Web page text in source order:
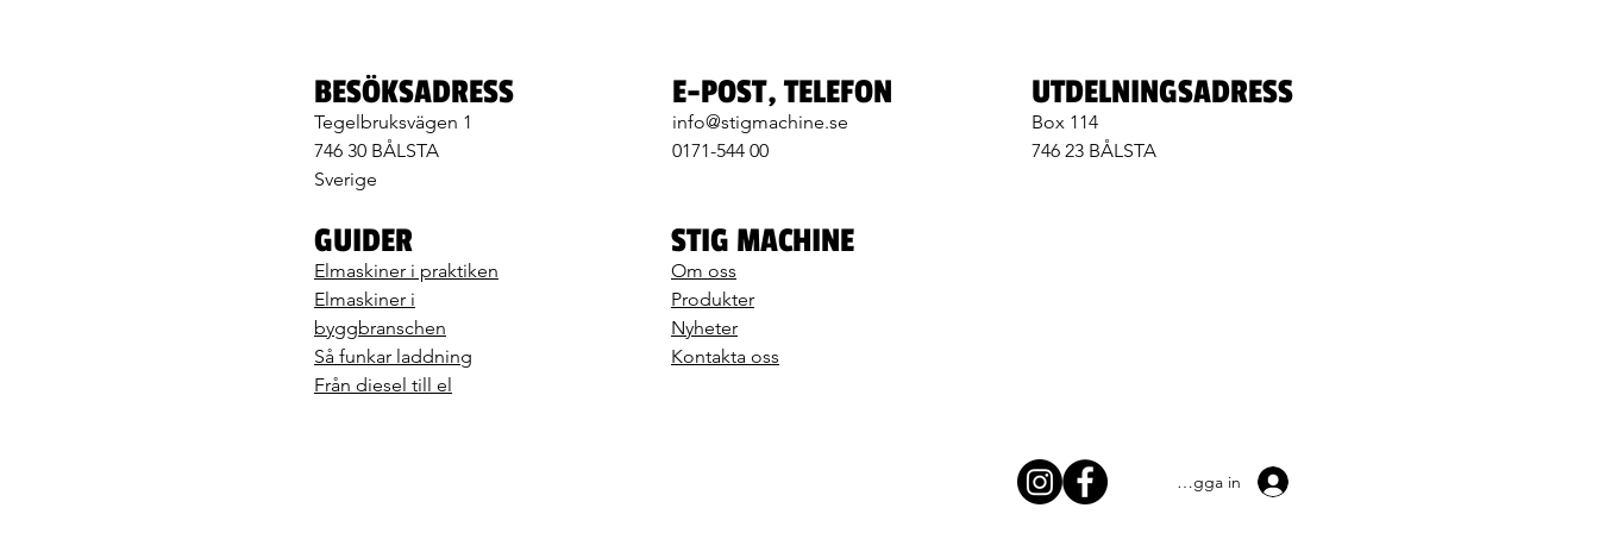
BESÖKSADRESS
Tegelbruksvägen 1
746 30 BÅLSTA
Sverige
GUIDER
Elmaskiner i praktiken
Elmaskiner i
byggbranschen
Så funkar laddning
Från diesel till el
E-POST, TELEFON
info@stigmachine.se
0171-544 00
STIG MACHINE
Om oss
Produkter
Nyheter
Kontakta oss
UTDELNINGSADRESS
Box 114
746 23 BÅLSTA
Logga in